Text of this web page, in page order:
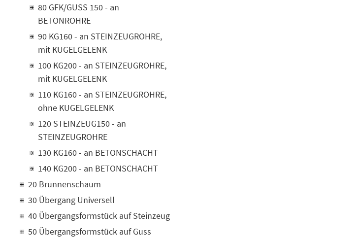
80 GFK/GUSS 150 - an
BETONROHRE
90 KG160 - an STEINZEUGROHRE,
mit KUGELGELENK
100 KG200 - an STEINZEUGROHRE,
mit KUGELGELENK
110 KG160 - an STEINZEUGROHRE,
ohne KUGELGELENK
120 STEINZEUG150 - an
STEINZEUGROHRE
130 KG160 - an BETONSCHACHT
140 KG200 - an BETONSCHACHT
20 Brunnenschaum
30 Übergang Universell
40 Übergangsformstück auf Steinzeug
50 Übergangsformstück auf Guss